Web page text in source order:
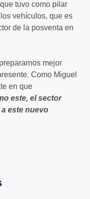
tuvo como pilar
vehículos, que es
de la posventa en
mejor
Como Miguel
en que
este, el sector
este nuevo